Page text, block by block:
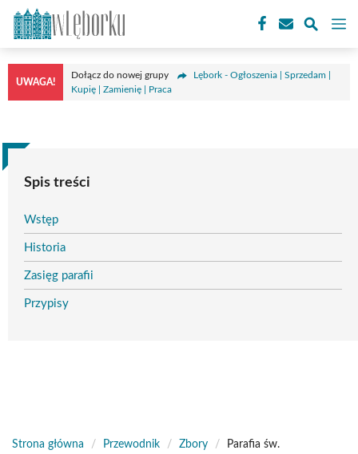
Przejdź
treści
UWAGA!
Dołącz do nowej grupy
Lębork - Ogłoszenia | Sprzedam |
Kupię | Zamienię | Praca
Spis treści
Wstęp
Historia
Zasięg parafii
Przypisy
Strona główna / Przewodnik / Zbory /
Parafia św.